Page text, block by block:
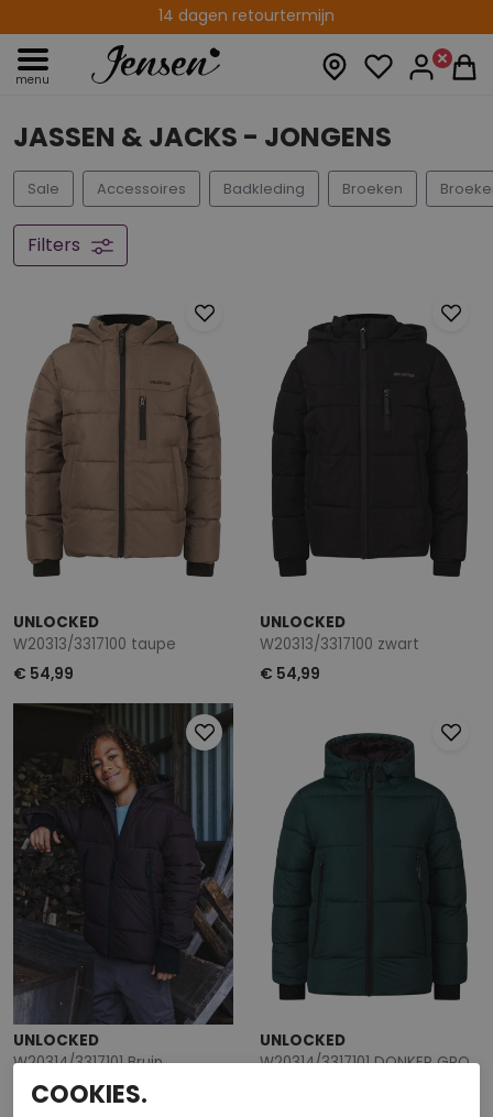
14 dagen retourtermijn
menu
JASSEN & JACKS - JONGENS
Sale Accessoires Badkleding Broeken
Filters
UNLOCKED
W20313/3317100 taupe
€ 54,99
UNLOCKED
W20313/3317100 zwart
€ 54,99
UNLOCKED
W20314/3317101 Bruin
€ 39,99
UNLOCKED
W20314/3317101 DONKER GROEN
COOKIES.